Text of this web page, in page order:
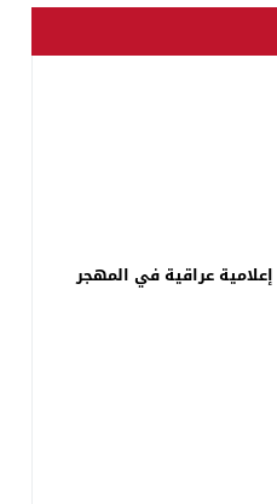
عراقية في المهجر